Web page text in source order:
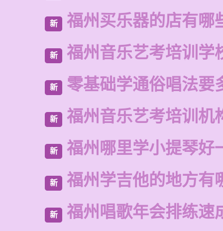
新 福州买乐器的店有哪
新 福州音乐艺考培训学
新 零基础学通俗唱法要
新 福州音乐艺考培训机
新 福州哪里学小提琴好
新 福州学吉他的地方有
新 福州唱歌年会排练速